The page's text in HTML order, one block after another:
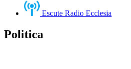
Escute Radio Ecclesia
Politica